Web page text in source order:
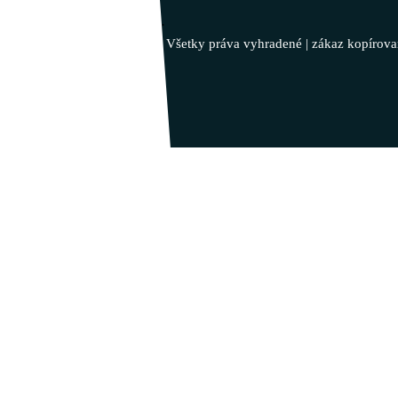
Inšpiruj svojim životom …
© 2023 - Vladimír Takáč - Všetky práva vyhradené | zákaz